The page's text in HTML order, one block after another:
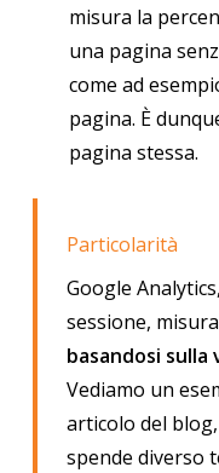
misura la
una pagina
come ad
pagina. È
pagina stessa.
Particolarità
Google
sessione,
basandosi sulla
Vediamo un
articolo del
spende diverso